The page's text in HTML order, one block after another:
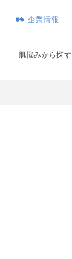
企業情報
肌悩みから探す